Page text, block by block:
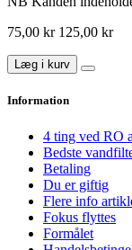
75,00 kr 125,00 kr
Læg i kurv
Information
4 ting ved RO
Bedste
Betaling
Du er giftig
Flere info
Fokus flyttes
Formålet